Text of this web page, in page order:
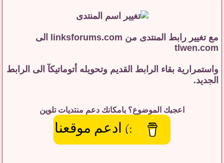
مع تغيير رابط المنتدى من linksforums.com
الى
tlwen.com
واستمرارية بقاء الرابط القديم وتحويله أتوماتيكآ الى الرابط
الجديد.
اعجبك الموضوع؟ بامكانك دعم منتديات تلوين
:) ادعم موقعنا